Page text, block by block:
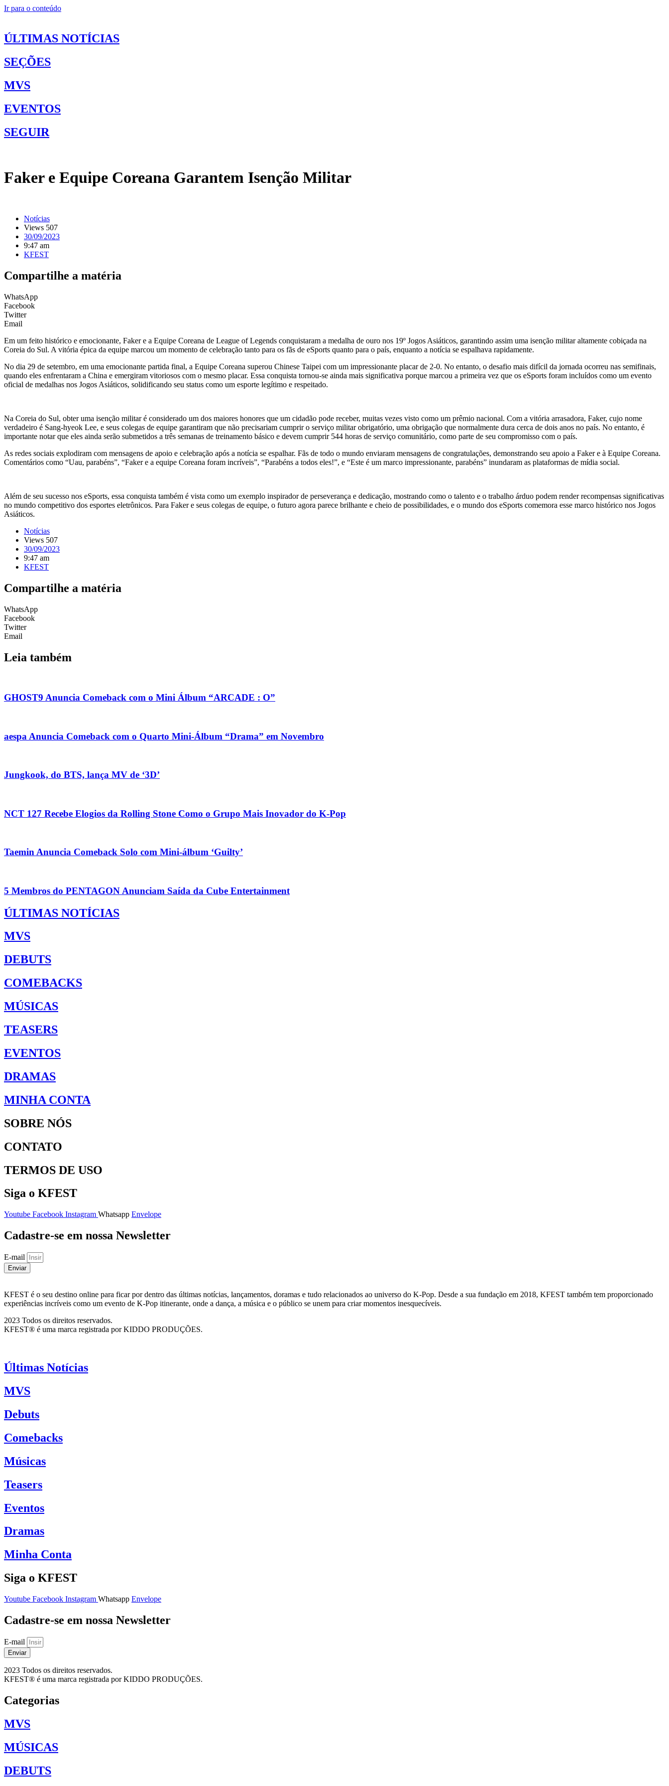
Ir para o conteúdo
ÚLTIMAS NOTÍCIAS
SEÇÕES
MVS
EVENTOS
SEGUIR
Faker e Equipe Coreana Garantem Isenção Militar
Notícias
Views 507
30/09/2023
9:47 am
KFEST
Compartilhe a matéria
WhatsApp
Facebook
Twitter
Email
Em um feito histórico e emocionante, Faker e a Equipe Coreana de League of Legends conquistaram a medalha de ouro nos 19º Jogos Asiáticos, garantindo assim uma isenção militar altamente cobiçada na
Coreia do Sul. A vitória épica da equipe marcou um momento de celebração tanto para os fãs de eSports quanto para o país, enquanto a notícia se espalhava rapidamente.
No dia 29 de setembro, em uma emocionante partida final, a Equipe Coreana superou Chinese Taipei com um impressionante placar de 2-0. No entanto, o desafio mais difícil da jornada ocorreu nas semifinais,
quando eles enfrentaram a China e emergiram vitoriosos com o mesmo placar. Essa conquista tornou-se ainda mais significativa porque marcou a primeira vez que os eSports foram incluídos como um evento
oficial de medalhas nos Jogos Asiáticos, solidificando seu status como um esporte legítimo e respeitado.
Na Coreia do Sul, obter uma isenção militar é considerado um dos maiores honores que um cidadão pode receber, muitas vezes visto como um prêmio nacional. Com a vitória arrasadora, Faker, cujo nome
verdadeiro é Sang-hyeok Lee, e seus colegas de equipe garantiram que não precisariam cumprir o serviço militar obrigatório, uma obrigação que normalmente dura cerca de dois anos no país. No entanto, é
importante notar que eles ainda serão submetidos a três semanas de treinamento básico e devem cumprir 544 horas de serviço comunitário, como parte de seu compromisso com o país.
As redes sociais explodiram com mensagens de apoio e celebração após a notícia se espalhar. Fãs de todo o mundo enviaram mensagens de congratulações, demonstrando seu apoio a Faker e à Equipe Coreana.
Comentários como “Uau, parabéns”, “Faker e a equipe Coreana foram incríveis”, “Parabéns a todos eles!”, e “Este é um marco impressionante, parabéns” inundaram as plataformas de mídia social.
Além de seu sucesso nos eSports, essa conquista também é vista como um exemplo inspirador de perseverança e dedicação, mostrando como o talento e o trabalho árduo podem render recompensas significativas
no mundo competitivo dos esportes eletrônicos. Para Faker e seus colegas de equipe, o futuro agora parece brilhante e cheio de possibilidades, e o mundo dos eSports comemora esse marco histórico nos Jogos
Asiáticos.
Notícias
Views 507
30/09/2023
9:47 am
KFEST
Compartilhe a matéria
WhatsApp
Facebook
Twitter
Email
Leia também
GHOST9 Anuncia Comeback com o Mini Álbum “ARCADE : O”
aespa Anuncia Comeback com o Quarto Mini-Álbum “Drama” em Novembro
Jungkook, do BTS, lança MV de ‘3D’
NCT 127 Recebe Elogios da Rolling Stone Como o Grupo Mais Inovador do K-Pop
Taemin Anuncia Comeback Solo com Mini-álbum ‘Guilty’
5 Membros do PENTAGON Anunciam Saída da Cube Entertainment
ÚLTIMAS NOTÍCIAS
MVS
DEBUTS
COMEBACKS
MÚSICAS
TEASERS
EVENTOS
DRAMAS
MINHA CONTA
SOBRE NÓS
CONTATO
TERMOS DE USO
Siga o KFEST
Youtube Facebook Instagram Whatsapp Envelope
Cadastre-se em nossa Newsletter
E-mail
Enviar
KFEST é o seu destino online para ficar por dentro das últimas notícias, lançamentos, doramas e tudo relacionados ao universo do K-Pop. Desde a sua fundação em 2018, KFEST também tem proporcionado
experiências incríveis como um evento de K-Pop itinerante, onde a dança, a música e o público se unem para criar momentos inesquecíveis.
2023 Todos os direitos reservados.
KFEST® é uma marca registrada por KIDDO PRODUÇÕES.
Últimas Notícias
MVS
Debuts
Comebacks
Músicas
Teasers
Eventos
Dramas
Minha Conta
Siga o KFEST
Youtube Facebook Instagram Whatsapp Envelope
Cadastre-se em nossa Newsletter
E-mail
Enviar
2023 Todos os direitos reservados.
KFEST® é uma marca registrada por KIDDO PRODUÇÕES.
Categorias
MVS
MÚSICAS
DEBUTS